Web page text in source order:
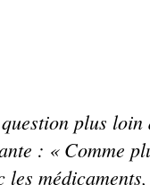
plus
: « Comme
les